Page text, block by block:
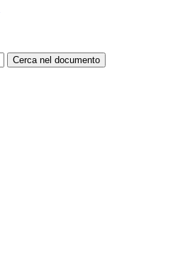
Cerca nel documento